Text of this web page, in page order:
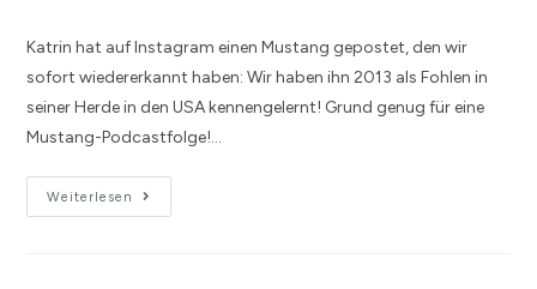
Katrin hat auf Instagram einen Mustang gepostet, den wir
sofort wiedererkannt haben: Wir haben ihn 2013 als Fohlen in
seiner Herde in den USA kennengelernt! Grund genug für eine
Mustang-Podcastfolge!…
Weiterlesen